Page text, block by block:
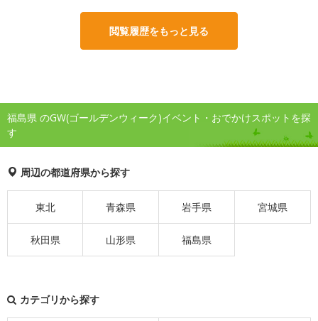
閲覧履歴をもっと見る
福島県 のGW(ゴールデンウィーク)イベント・おでかけスポットを探
す
周辺の都道府県から探す
東北 青森県 岩手県 宮城県
秋田県 山形県 福島県
カテゴリから探す